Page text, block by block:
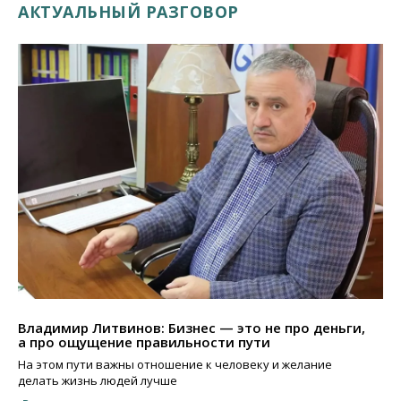
АКТУАЛЬНЫЙ РАЗГОВОР
Владимир Литвинов: Бизнес — это не про деньги,
а про ощущение правильности пути
На этом пути важны отношение к человеку и желание
делать жизнь людей лучше